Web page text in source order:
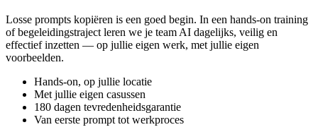
Losse prompts kopiëren is een goed begin. In een hands-on training
of begeleidingstraject leren we je team AI dagelijks, veilig en
effectief inzetten — op jullie eigen werk, met jullie eigen
voorbeelden.
Hands-on, op jullie locatie
Met jullie eigen casussen
180 dagen tevredenheidsgarantie
Van eerste prompt tot werkproces